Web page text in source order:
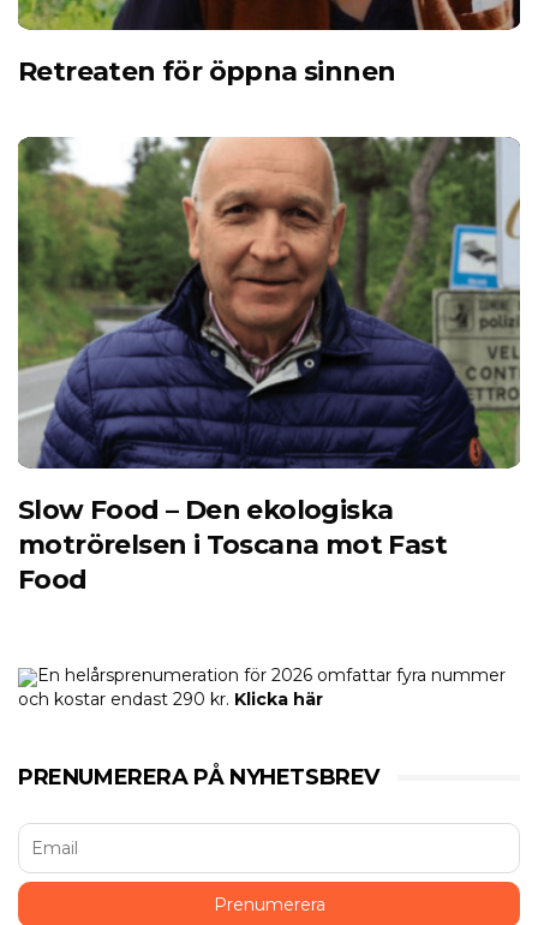
Retreaten för öppna sinnen
Slow Food – Den ekologiska
motrörelsen i Toscana mot Fast
Food
En helårsprenumeration för 2026 omfattar fyra nummer
och kostar endast 290 kr. Klicka här
PRENUMERERA PÅ NYHETSBREV